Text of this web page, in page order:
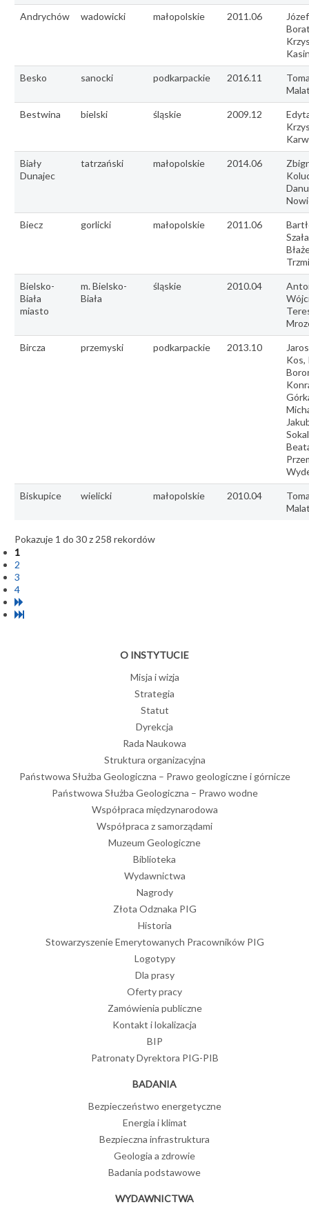
Andrychów wadowicki małopolskie 2011.06
Józef
Besko sanocki podkarpackie 2016.11
Bestwina bielski śląskie 2009.12
Biały
Dunajec
tatrzański małopolskie 2014.06
Biecz gorlicki małopolskie 2011.06
Bielsko-
Biała
miasto
m. Bielsko-
Biała
śląskie 2010.04
Bircza przemyski podkarpackie 2013.10
Kos,
Biskupice wielicki małopolskie 2010.04
Pokazuje 1 do 30 z 258 rekordów
1
2
3
4
O INSTYTUCIE
Misja i wizja
Strategia
Statut
Dyrekcja
Rada Naukowa
Struktura organizacyjna
Państwowa Służba Geologiczna – Prawo geologiczne i górnicze
Państwowa Służba Geologiczna – Prawo wodne
Współpraca międzynarodowa
Współpraca z samorządami
Muzeum Geologiczne
Biblioteka
Wydawnictwa
Nagrody
Złota Odznaka PIG
Historia
Stowarzyszenie Emerytowanych Pracowników PIG
Logotypy
Dla prasy
Oferty pracy
Zamówienia publiczne
Kontakt i lokalizacja
BIP
Patronaty Dyrektora PIG-PIB
BADANIA
Bezpieczeństwo energetyczne
Energia i klimat
Bezpieczna infrastruktura
Geologia a zdrowie
Badania podstawowe
WYDAWNICTWA